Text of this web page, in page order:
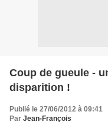
Coup de gueule -
disparition !
Publié le 27/06/2012 à 09:41
Par Jean-François